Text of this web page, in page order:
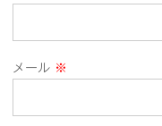
メール ※